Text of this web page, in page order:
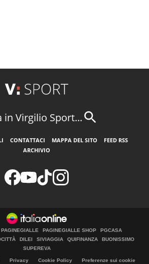
in Virgilio Sport...
CONTATTACI MAPPA DEL SITO
FEED RSS
ARCHIVIO
PAGINEGIALLE PAGINEGIALLE SHOP
PGCASA
DILEI SIVIAGGIA QUIFINANZA
BUONISSIMO
SUPEREVA
Privacy Cookie Policy Preferenze sui cookie